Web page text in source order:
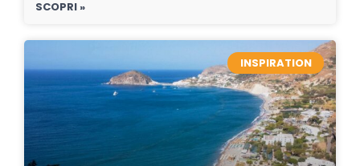
SCOPRI »
INSPIRATION